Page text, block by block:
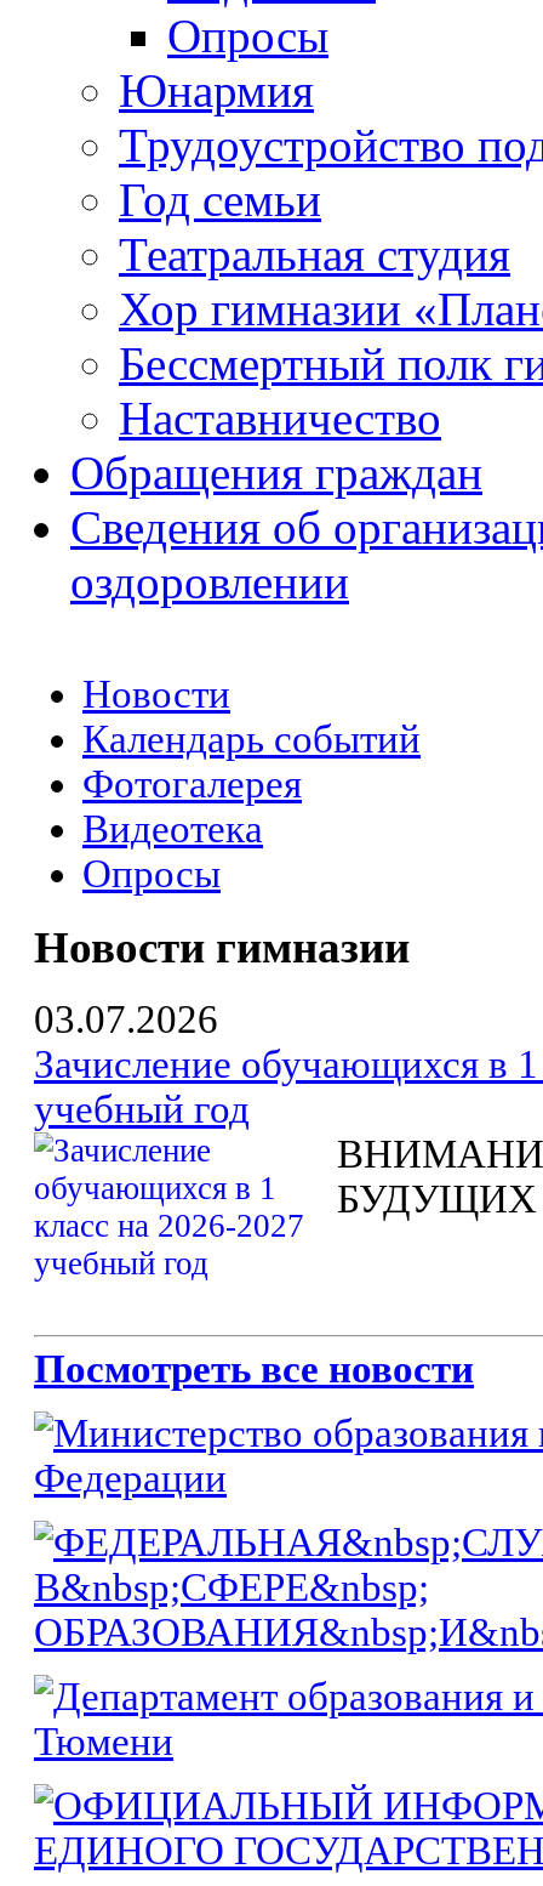
Опросы
Юнармия
Трудоустройство
Год семьи
Театральная студия
Хор гимназии
Бессмертный полк
Наставничество
Обращения граждан
Сведения об
оздоровлении
Новости
Календарь событий
Фотогалерея
Видеотека
Опросы
Новости гимназии
03.07.2026
Зачисление обучающихся в
учебный год
БУДУЩИХ
Посмотреть все новости